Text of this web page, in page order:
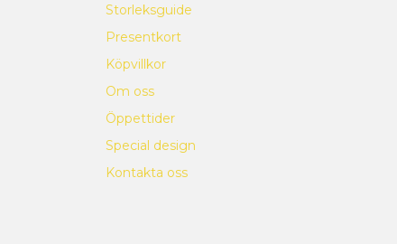
Storleksguide
Presentkort
Köpvillkor
Om oss
Öppettider
Special design
Kontakta oss